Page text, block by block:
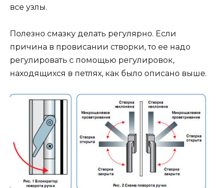
все узлы.
Полезно смазку делать регулярно. Если
причина в провисании створки, то ее надо
регулировать с помощью регулировок,
находящихся в петлях, как было описано выше.